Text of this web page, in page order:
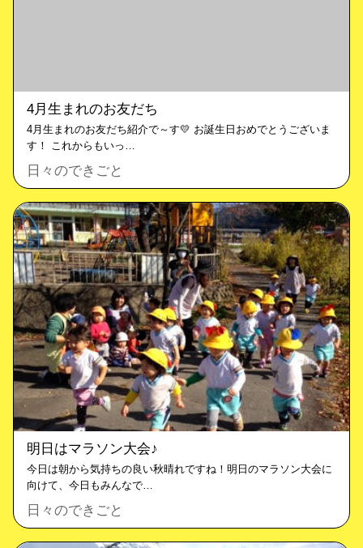
4月生まれのお友だち
4月生まれのお友だち紹介で～す💛 お誕生日おめでとうございま
す！ これからもいっ…
日々のできごと
明日はマラソン大会♪
今日は朝から気持ちの良い秋晴れですね！明日のマラソン大会に
向けて、今日もみんなで…
日々のできごと